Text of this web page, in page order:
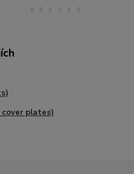
cover plates)